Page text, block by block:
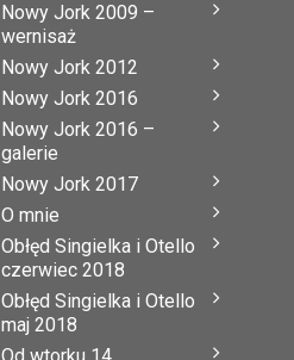
Nowy Jork 2009 –
wernisaż
Nowy Jork 2012
Nowy Jork 2016
Nowy Jork 2016 –
galerie
Nowy Jork 2017
O mnie
Obłęd Singielka i Otello
czerwiec 2018
Obłęd Singielka i Otello
maj 2018